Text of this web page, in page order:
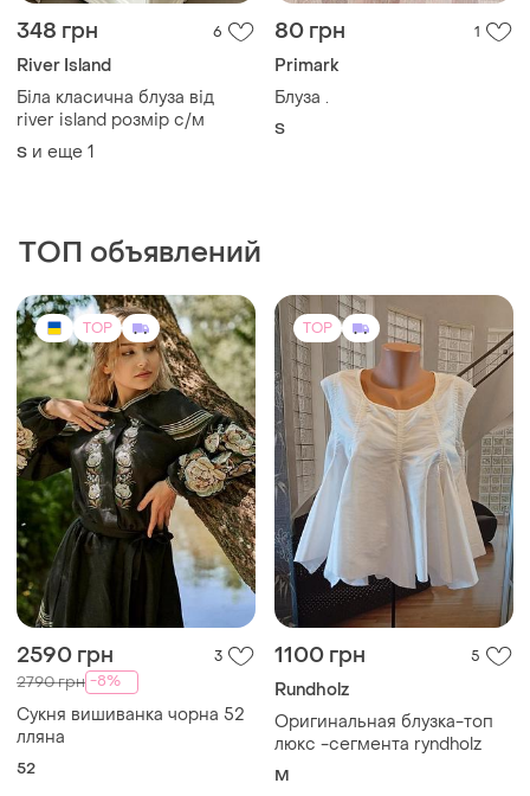
348 грн 6
River Island
Біла класична блуза від
river island розмір с/м
S и еще 1
80 грн 1
Primark
Блуза .
S
ТОП объявлений
TOP
2590 грн 3
2790 грн -8%
Сукня вишиванка чорна 52
лляна
52
TOP
1100 грн 5
Rundholz
Оригинальная блузка-топ
люкс -сегмента ryndholz
M